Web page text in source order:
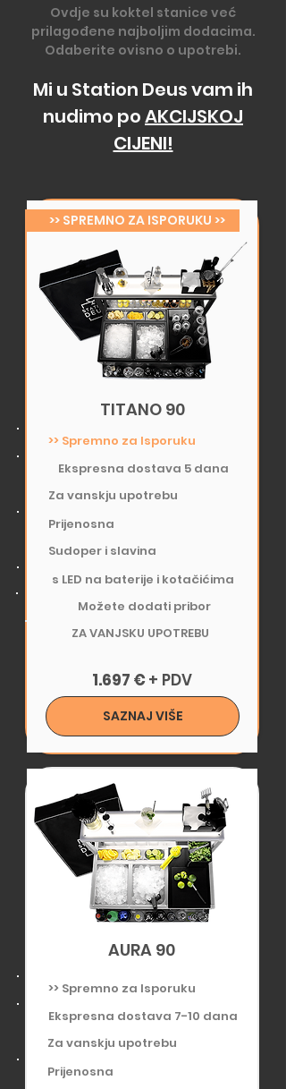
Ovdje su koktel stanice već
prilagođene najboljim dodacima.
Odaberite ovisno o upotrebi.
Mi u Station Deus vam ih
nudimo poAKCIJSKOJ
CIJENI!​
>> SPREMNO ZA ISPORUKU >>
TITANO 90
Ekspresna dostava 5 dana
>> Spremno za Isporuku
Za vanskju upotrebu
Sudoper i slavina
Prijenosna​
s LED na baterije i kotačićima
Možete dodati pribor​
ZA VANJSKU UPOTREBU
1.697 €+ PDV
SAZNAJ VIŠE
POGODNO CATERING
AURA 90
Ekspresna dostava 7-10 dana
>> Spremno za Isporuku
Za vanskju upotrebu
Prijenosna